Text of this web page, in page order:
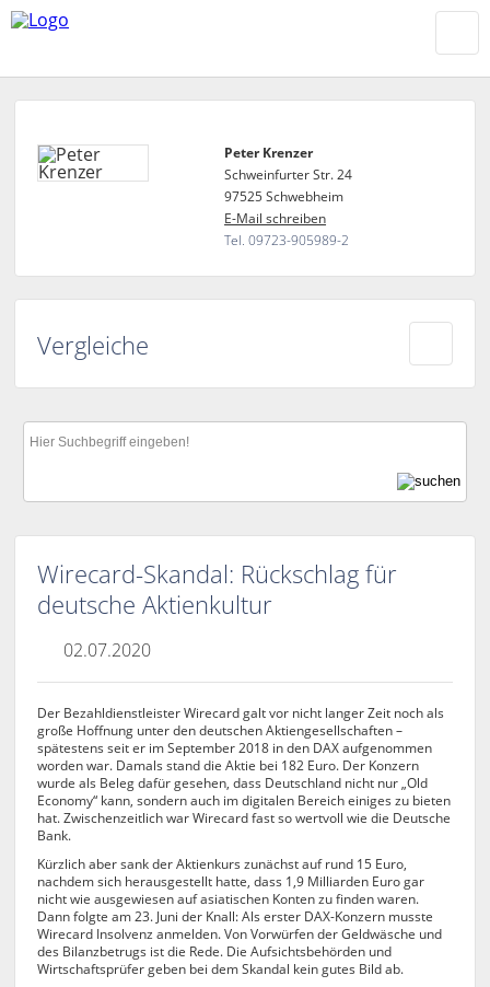
Peter Krenzer
Schweinfurter Str. 24
97525 Schwebheim
E-Mail schreiben
Tel. 09723-905989-2
Vergleiche
Wirecard-Skandal: Rückschlag für
deutsche Aktienkultur
02.07.2020
Der Bezahldienstleister Wirecard galt vor nicht langer Zeit noch als
große Hoffnung unter den deutschen Aktiengesellschaften –
spätestens seit er im September 2018 in den DAX aufgenommen
worden war. Damals stand die Aktie bei 182 Euro. Der Konzern
wurde als Beleg dafür gesehen, dass Deutschland nicht nur „Old
Economy“ kann, sondern auch im digitalen Bereich einiges zu bieten
hat. Zwischenzeitlich war Wirecard fast so wertvoll wie die Deutsche
Bank.
Kürzlich aber sank der Aktienkurs zunächst auf rund 15 Euro,
nachdem sich herausgestellt hatte, dass 1,9 Milliarden Euro gar
nicht wie ausgewiesen auf asiatischen Konten zu finden waren.
Dann folgte am 23. Juni der Knall: Als erster DAX-Konzern musste
Wirecard Insolvenz anmelden. Von Vorwürfen der Geldwäsche und
des Bilanzbetrugs ist die Rede. Die Aufsichtsbehörden und
Wirtschaftsprüfer geben bei dem Skandal kein gutes Bild ab.